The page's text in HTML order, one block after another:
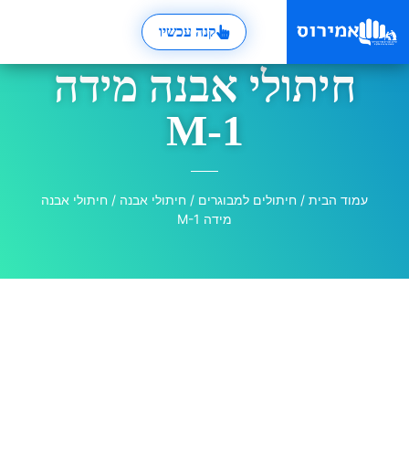
קנה עכשיו
חיתולי אבנה מידה
M-1
עמוד הבית / חיתולים למבוגרים / חיתולי אבנה / חיתולי אבנה
מידה M-1